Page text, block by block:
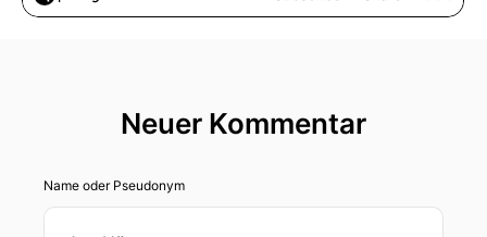
Neuer Kommentar
Name oder Pseudonym